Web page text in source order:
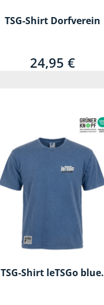
TSG-Shirt Dorfverein
24,95 €
TSG-Shirt leTSGo blue.